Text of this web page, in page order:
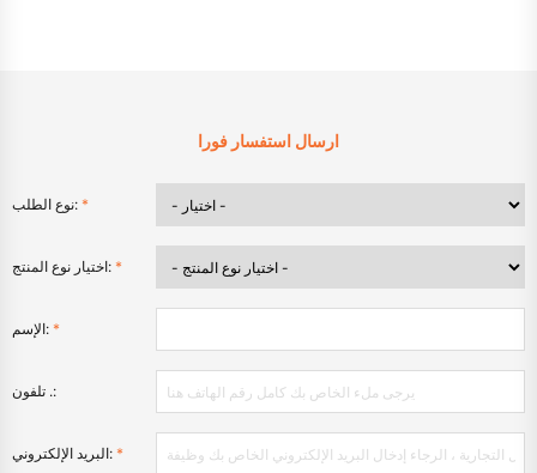
ارسال استفسار فورا
نوع الطلب: *
اختيار نوع المنتج: *
الإسم: *
تلفون .:
البريد الإلكتروني: *